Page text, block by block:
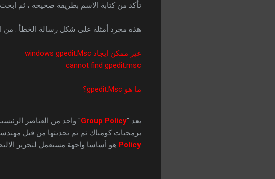
تأكد من كتابة الاسم بطريقة صحيحه ، ثم
هذه مجرد أمثلة على شكل رسالة الخطأ .
غير ممكن إيجاد windows gpedit.Msc
cannot find gpedit.msc
ما هو gpedit.Msc؟
يعد "Group Policy" واحد من العناصر
برمجيات كومباك ثم تم تحديثها من قبل
Policy هو أساسا واجهة مستعمل لتحرير